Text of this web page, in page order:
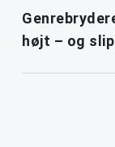
højt – og